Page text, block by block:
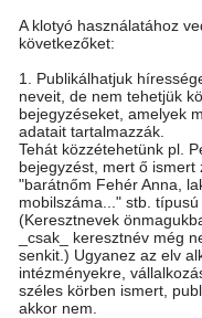
A klotyó használatához
következőket:
1. Publikálhatjuk
neveit, de nem tehetjük
bejegyzéseket, amelyek
adatait tartalmazzák.
Tehát közzétehetünk pl.
bejegyzést, mert ő ismert
"barátnőm Fehér Anna,
mobilszáma..." stb. típusú
(Keresztnevek
_csak_ keresztnév még
senkit.) Ugyanez az elv
intézményekre,
széles körben ismert,
akkor nem.